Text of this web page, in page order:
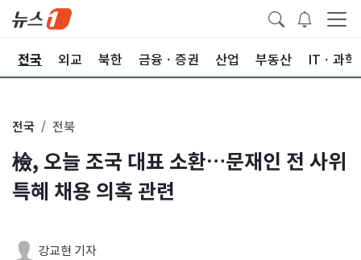
전국 외교 북한 금융ㆍ증권 산업 부동산 ITㆍ과학
전국 전북
檢, 오늘 조국 대표 소환…문재인 전 사위
특혜 채용 의혹 관련
강교현 기자